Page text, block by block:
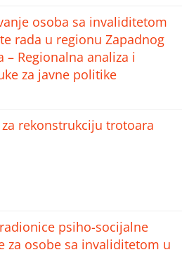
osoba sa invaliditetom
rada u regionu Zapadnog
– Regionalna analiza i
za javne politike
rekonstrukciju trotoara
psiho-socijalne
za osobe sa invaliditetom u